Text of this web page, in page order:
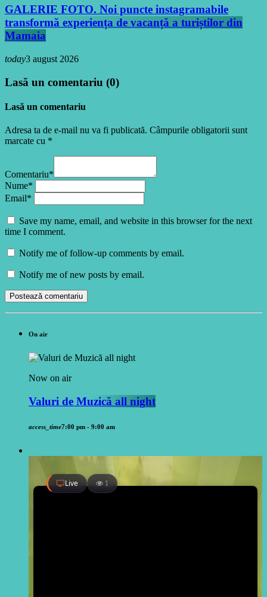
GALERIE FOTO. Noi puncte instagramabile
transformă experiența de vacanță a turiștilor din
Mamaia
today3 august 2026
Lasă un comentariu (0)
Lasă un comentariu
Adresa ta de e-mail nu va fi publicată. Câmpurile obligatorii sunt
marcate cu *
Comentariu*
Nume*
Email*
Save my name, email, and website in this browser for the next
time I comment.
Notify me of follow-up comments by email.
Notify me of new posts by email.
On air
Now on air
Valuri de Muzică all night
access_time7:00 pm - 9:00 am